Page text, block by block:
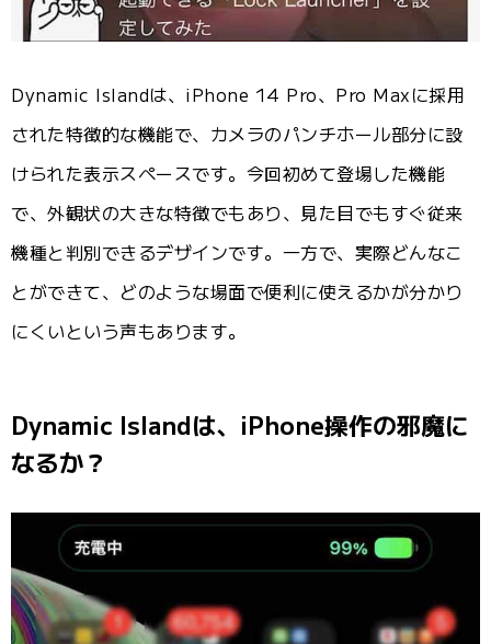
Dynamic Islandは、iPhone 14 Pro、Pro Maxに採用
された特徴的な機能で、カメラのパンチホール部分に設
けられた表示スペースです。今回初めて登場した機能
で、外観状の大きな特徴でもあり、見た目でもすぐ従来
機種と判別できるデザインです。一方で、実際どんなこ
とができて、どのような場面で便利に使えるかが分かり
にくいという声もあります。
Dynamic Islandは、iPhone操作の邪魔に
なるか？